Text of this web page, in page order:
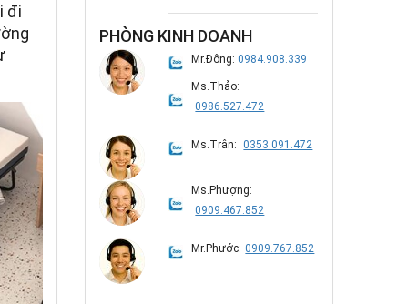
đi
PHÒNG KINH DOANH
Mr.Đông:0984.908.339
Ms.Thảo:
0986.527.472
Ms.Trân: 0353.091.472
Ms.Phượng:
0909.467.852
Mr.Phước: 0909.767.852